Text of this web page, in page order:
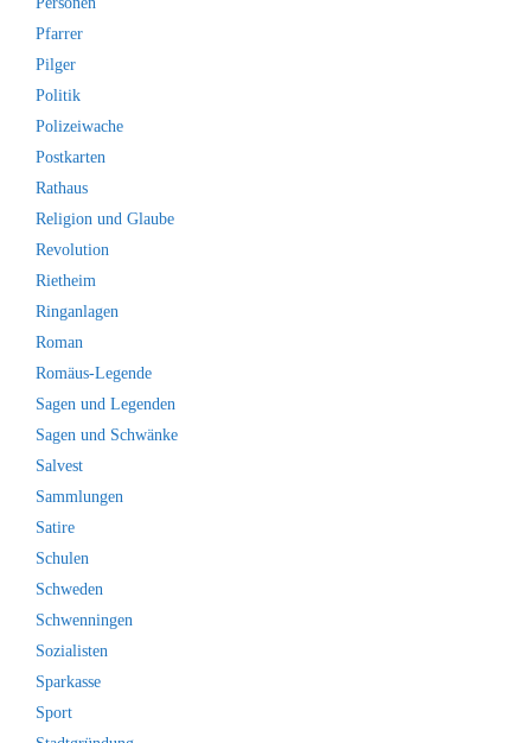
Pfarrer
Pilger
Politik
Polizeiwache
Postkarten
Rathaus
Religion und Glaube
Revolution
Rietheim
Ringanlagen
Roman
Romäus-Legende
Sagen und Legenden
Sagen und Schwänke
Salvest
Sammlungen
Satire
Schulen
Schweden
Schwenningen
Sozialisten
Sparkasse
Sport